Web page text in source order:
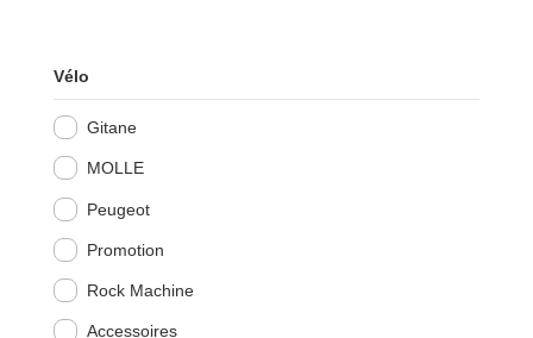
Vélo
Gitane
MOLLE
Peugeot
Promotion
Rock Machine
Accessoires